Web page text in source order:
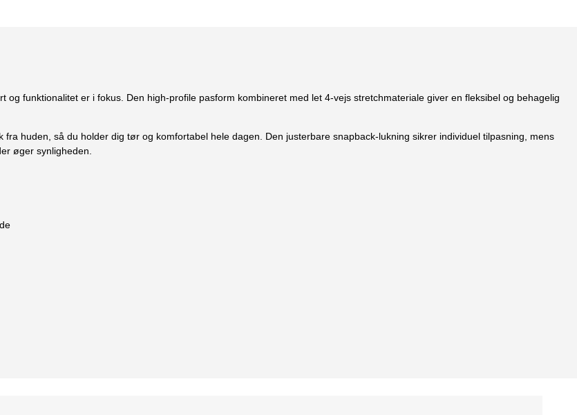
funktionalitet er i fokus. Den high-profile pasform kombineret med let 4-vejs stretchmateriale giver en fleksibel og behagelig
huden, så du holder dig tør og komfortabel hele dagen. Den justerbare snapback-lukning sikrer individuel tilpasning, mens
øger synligheden.